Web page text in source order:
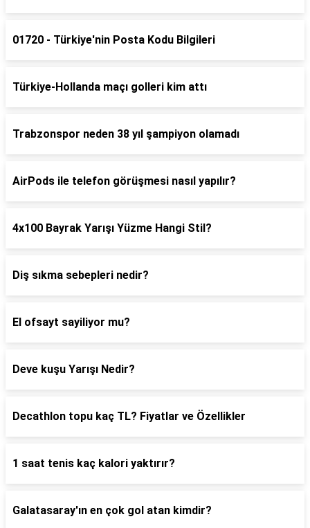
01720 - Türkiye'nin Posta Kodu Bilgileri
Türkiye-Hollanda maçı golleri kim attı
Trabzonspor neden 38 yıl şampiyon olamadı
AirPods ile telefon görüşmesi nasıl yapılır?
4x100 Bayrak Yarışı Yüzme Hangi Stil?
Diş sıkma sebepleri nedir?
El ofsayt sayiliyor mu?
Deve kuşu Yarışı Nedir?
Decathlon topu kaç TL? Fiyatlar ve Özellikler
1 saat tenis kaç kalori yaktırır?
Galatasaray'ın en çok gol atan kimdir?